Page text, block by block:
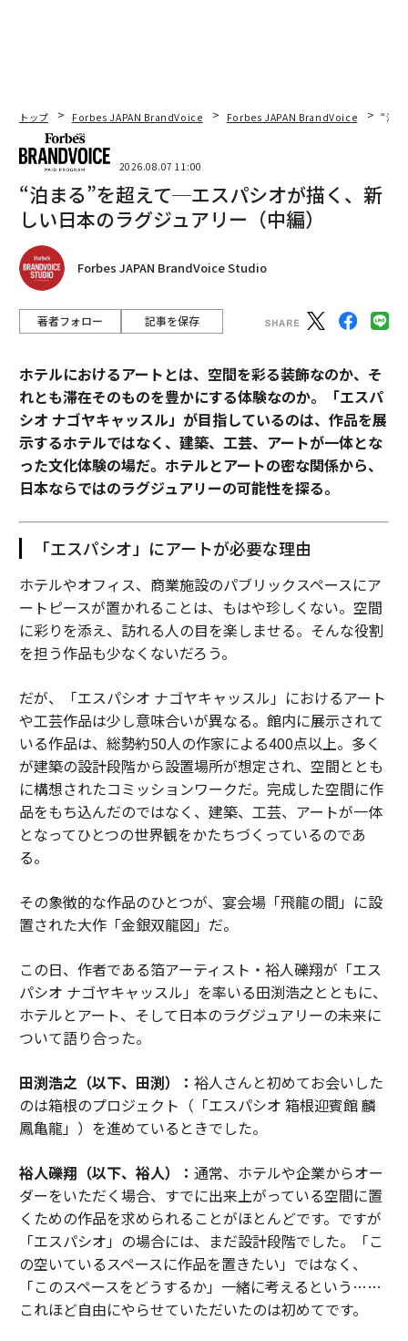
トップ Forbes JAPAN BrandVoice Forbes JAPAN BrandVoice “泊
2026.08.07 11:00
“泊まる”を超えて─エスパシオが描く、新
しい日本のラグジュアリー（中編）
Forbes JAPAN BrandVoice Studio
著者フォロー 記事を保存
ホテルにおけるアートとは、空間を彩る装飾なのか、そ
れとも滞在そのものを豊かにする体験なのか。「エスパ
シオ ナゴヤキャッスル」が目指しているのは、作品を展
示するホテルではなく、建築、工芸、アートが一体とな
った文化体験の場だ。ホテルとアートの密な関係から、
日本ならではのラグジュアリーの可能性を探る。
「エスパシオ」にアートが必要な理由
ホテルやオフィス、商業施設のパブリックスペースにア
ートピースが置かれることは、もはや珍しくない。空間
に彩りを添え、訪れる人の目を楽しませる。そんな役割
を担う作品も少なくないだろう。
だが、「エスパシオ ナゴヤキャッスル」におけるアート
や工芸作品は少し意味合いが異なる。館内に展示されて
いる作品は、総勢約50人の作家による400点以上。多く
が建築の設計段階から設置場所が想定され、空間ととも
に構想されたコミッションワークだ。完成した空間に作
品をもち込んだのではなく、建築、工芸、アートが一体
となってひとつの世界観をかたちづくっているのであ
る。
その象徴的な作品のひとつが、宴会場「飛龍の間」に設
置された大作「金銀双龍図」だ。
この日、作者である箔アーティスト・裕人礫翔が「エス
パシオ ナゴヤキャッスル」を率いる田渕浩之とともに、
ホテルとアート、そして日本のラグジュアリーの未来に
ついて語り合った。
田渕浩之（以下、田渕）： 裕人さんと初めてお会いした
のは箱根のプロジェクト（「エスパシオ 箱根迎賓館 麟
鳳亀龍」）を進めているときでした。
裕人礫翔（以下、裕人）： 通常、ホテルや企業からオー
ダーをいただく場合、すでに出来上がっている空間に置
くための作品を求められることがほとんどです。ですが
「エスパシオ」の場合には、まだ設計段階でした。「こ
の空いているスペースに作品を置きたい」ではなく、
「このスペースをどうするか」一緒に考えるという……
これほど自由にやらせていただいたのは初めてです。